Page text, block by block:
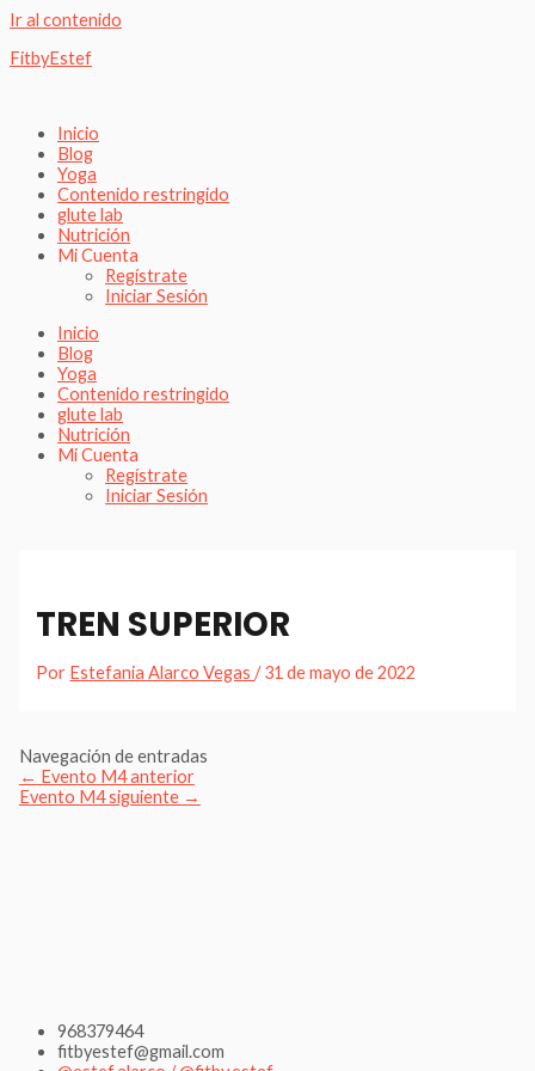
Ir al contenido
FitbyEstef
Inicio
Blog
Yoga
Contenido restringido
glute lab
Nutrición
Mi Cuenta
Regístrate
Iniciar Sesión
Inicio
Blog
Yoga
Contenido restringido
glute lab
Nutrición
Mi Cuenta
Regístrate
Iniciar Sesión
TREN SUPERIOR
Por Estefania Alarco Vegas/31 de mayo de 2022
Navegación de entradas
← Evento M4 anterior
Evento M4 siguiente →
968379464
fitbyestef@gmail.com